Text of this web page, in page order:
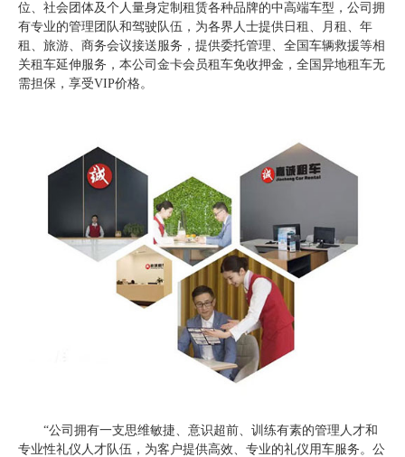
位、社会团体及个人量身定制租赁各种品牌的中高端车型，公司拥
有专业的管理团队和驾驶队伍，为各界人士提供日租、月租、年
租、旅游、商务会议接送服务，提供委托管理、全国车辆救援等相
关租车延伸服务，本公司金卡会员租车免收押金，全国异地租车无
需担保，享受VIP价格。
“公司拥有一支思维敏捷、意识超前、训练有素的管理人才和
专业性礼仪人才队伍，为客户提供高效、专业的礼仪用车服务。公